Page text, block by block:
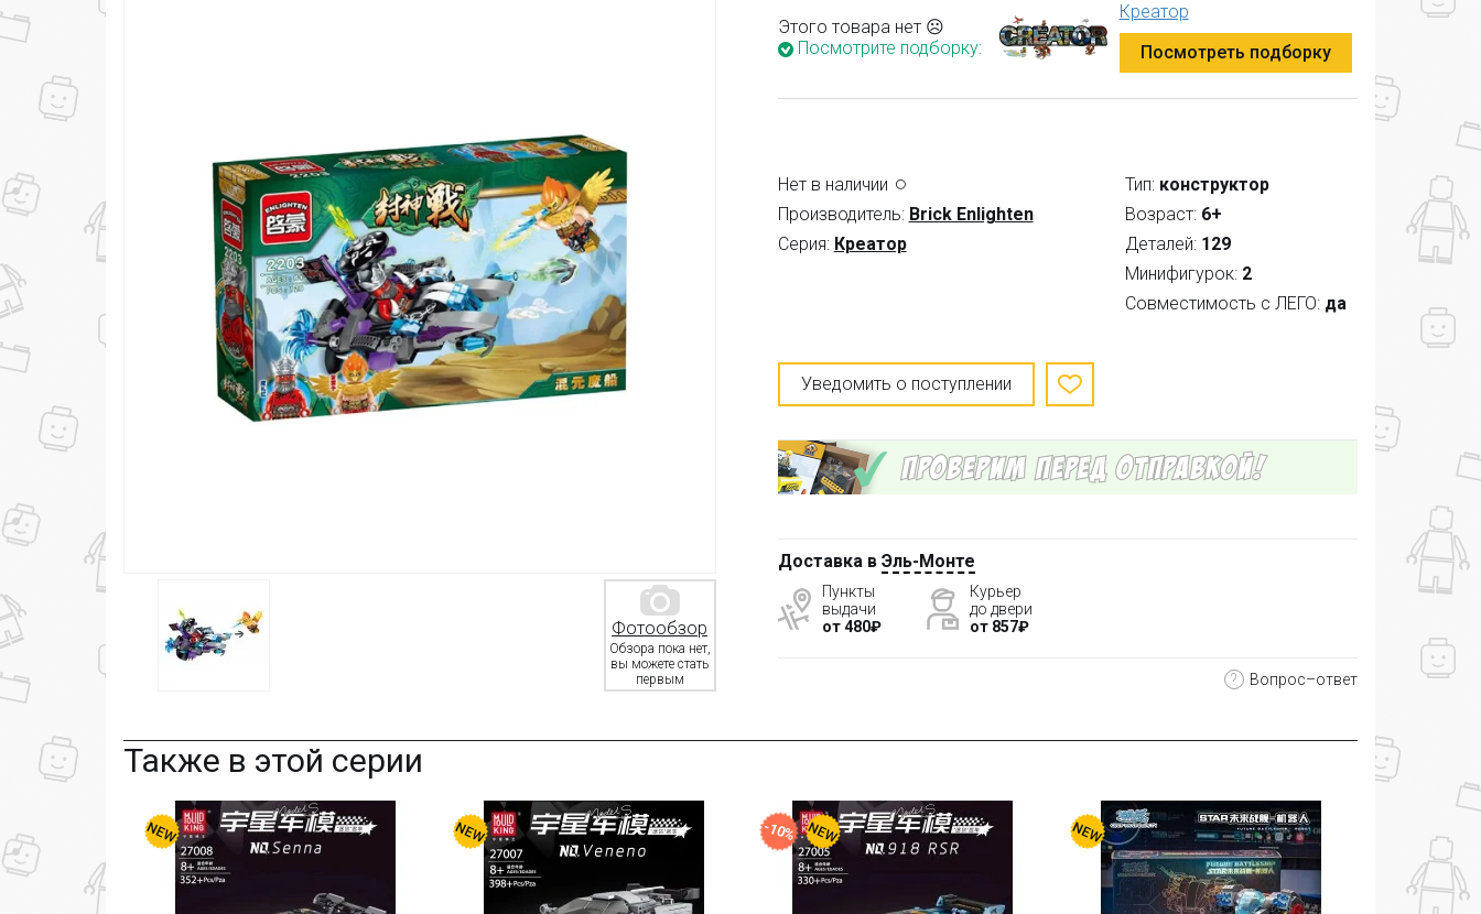
Фотообзор
Обзора пока нет,
вы можете стать
первым
Этого товара нет ☹
Посмотрите подборку:
Креатор
Посмотреть подборку
Нет в наличии
Производитель: Brick Enlighten
Серия: Креатор
Тип: конструктор
Возраст: 6+
Деталей: 129
Минифигурок: 2
Совместимость с ЛЕГО: да
Уведомить о поступлении
Доставка в Эль-Монте
Пункты
выдачи
от 480₽
Курьер
до двери
от 857₽
? Вопрос–ответ
Также в этой серии
-10%